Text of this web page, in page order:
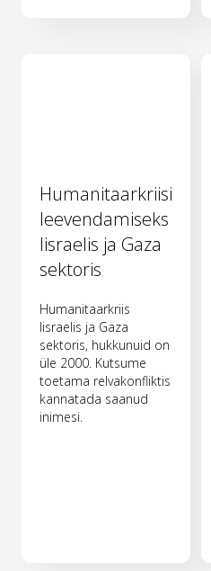
Humanitaarkriisi
leevendamiseks
Iisraelis ja Gaza
sektoris
Humanitaarkriis
Iisraelis ja Gaza
sektoris, hukkunuid on
üle 2000. Kutsume
toetama relvakonfliktis
kannatada saanud
inimesi.